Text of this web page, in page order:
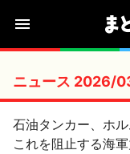
ニュース 2026/
石油タンカー、ホ
これを阻止する海軍力残って